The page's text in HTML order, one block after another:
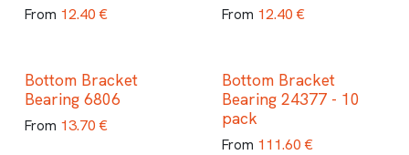
From 12.40 € From 12.40 €
Bottom Bracket
Bearing 6806
From 13.70 €
Bottom Bracket
Bearing 24377 - 10
pack
From 111.60 €